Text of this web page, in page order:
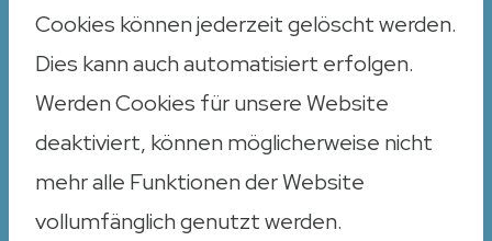
Cookies können jederzeit gelöscht werden.
Dies kann auch automatisiert erfolgen.
Werden Cookies für unsere Website
deaktiviert, können möglicherweise nicht
mehr alle Funktionen der Website
vollumfänglich genutzt werden.